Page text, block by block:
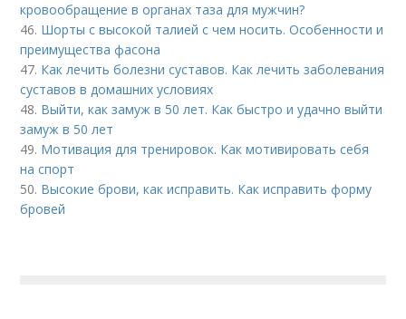
кровообращение в органах таза для мужчин?
46. Шорты с высокой талией с чем носить. Особенности и
преимущества фасона
47. Как лечить болезни суставов. Как лечить заболевания
суставов в домашних условиях
48. Выйти, как замуж в 50 лет. Как быстро и удачно выйти
замуж в 50 лет
49. Мотивация для тренировок. Как мотивировать себя
на спорт
50. Высокие брови, как исправить. Как исправить форму
бровей